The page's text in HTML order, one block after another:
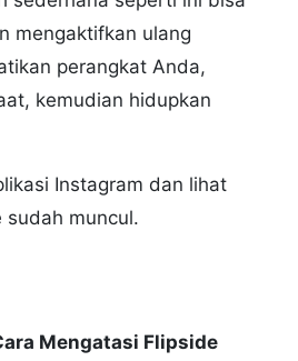
mengaktifkan ulang
perangkat Anda,
kemudian hidupkan
Instagram dan lihat
muncul.
Mengatasi Flipside